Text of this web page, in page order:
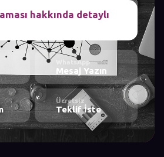
hakkında detaylı
WhatsApp
Mesaj Yazın
Ücretsiz
Teklif İste